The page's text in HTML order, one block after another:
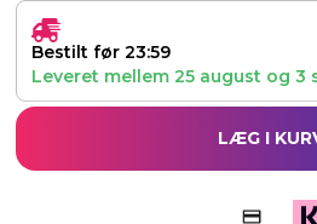
Bestilt før 23:59
Leveret mellem 25 august og 3
LÆG I